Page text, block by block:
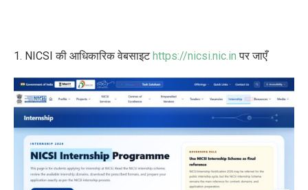
1. NICSI की आधिकारिक वेबसाइट https://nicsi.nic.in पर जाएँ